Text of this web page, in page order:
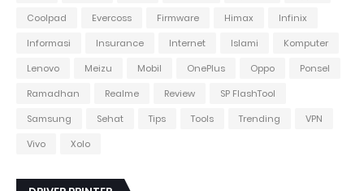
Coolpad
Evercoss Firmware Himax
Infinix
Informasi
Insurance Internet Islami
Komputer
Lenovo
Meizu Mobil OnePlus Oppo
Ponsel
Ramadhan
Realme Review
SP FlashTool
Samsung
Sehat Tips Tools Trending
VPN
Vivo
Xolo